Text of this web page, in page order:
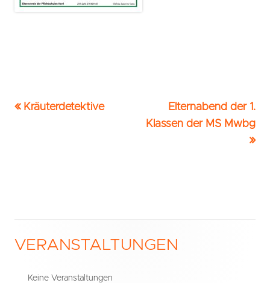
Beitrags-
Vorheriger
Kräuterdetektive
Nächster
Beitrag
Elternabend der 1.
Klassen der MS Mwbg
Haupt-
Seitenleiste
VERANSTALTUNGEN
Keine Veranstaltungen